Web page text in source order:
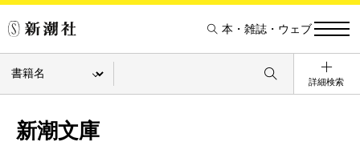
本・雑誌・ウェブ
詳細検索
新潮文庫